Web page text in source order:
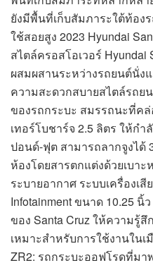
ยังมีพื้นที่เก็บสัมภาระใต้ท้อง
ใช้สอยสูง 2023 Hyundai
สไตล์ครอสโอเวอร์ Hyundai
ผสมผสานระหว่างรถยนต์นั่ง
ความสะดวกสบายสไตล์รถย
ของรถกระบะ สมรรถนะที่ค
เทอร์โบชาร์จ 2.5 ลิตร ให้กำ
ปอนด์-ฟุต สามารถลากจูงได้
ห้องโดยสารตกแต่งด้วยเบา
ระบายอากาศ ระบบเครื่องเ
Infotainment ขนาด 10.25
ของ Santa Cruz ให้ความรู้
เหมาะสำหรับการใช้งานในเ
ZR2: รถกระบะออฟโรดที่ม